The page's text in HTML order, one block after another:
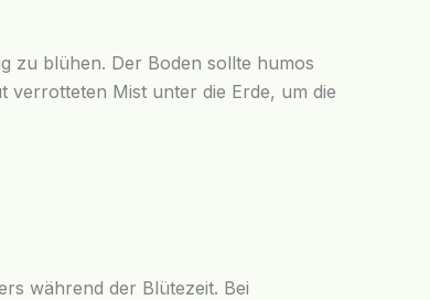
zu blühen. Der Boden sollte humos
verrotteten Mist unter die Erde, um die
während der Blütezeit. Bei